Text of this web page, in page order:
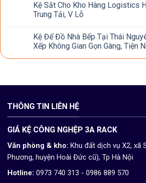
Kệ Sắt Cho Kho Hàng Logistics
Trung Tải, V Lỗ
Kệ Để Đồ Nhà Bếp Tại Thái
Xếp Không Gian Gọn Gàng, Tiện
THÔNG TIN LIÊN HỆ
GIÁ KỆ CÔNG NGHỆP 3A RACK
Văn phòng & kho: Khu đất dịch vụ X2, xã
Phương, huyện Hoài Đức cũ), Tp Hà Nội
Hotline: 0973 740 313 - 0986 889 570